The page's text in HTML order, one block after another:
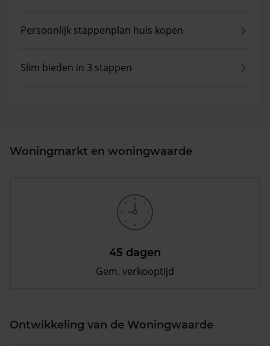
Persoonlijk stappenplan huis kopen
Slim bieden in 3 stappen
Woningmarkt en woningwaarde
45 dagen
Gem. verkooptijd
Ontwikkeling van de Woningwaarde